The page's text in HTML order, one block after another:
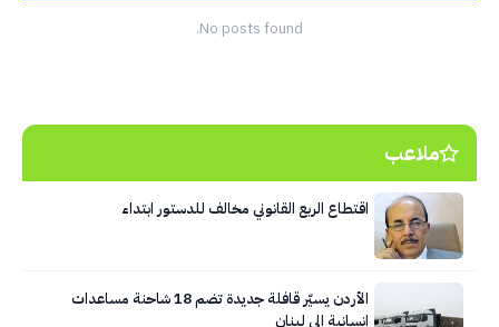
No posts found.
ملاعب
اقتطاع الربع القانوني مخالف للدستور ابتداء
الأردن يسيّر قافلة جديدة تضم 18 شاحنة مساعدات
إنسانية إلى لبنان